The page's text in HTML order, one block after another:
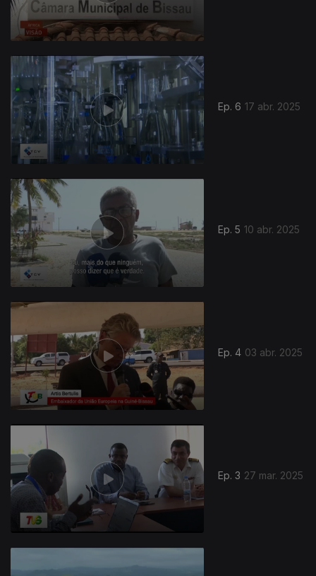
Ep. 6 17 abr. 2025
Ep. 5 10 abr. 2025
842585
Ep. 4 03 abr. 2025
Ep. 3 27 mar. 2025